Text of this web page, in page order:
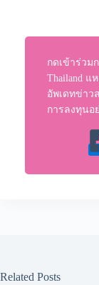
กดเข้าร่วม
Thailand แ
อัพเดทข่าว
การลงทุนอ
Related Posts